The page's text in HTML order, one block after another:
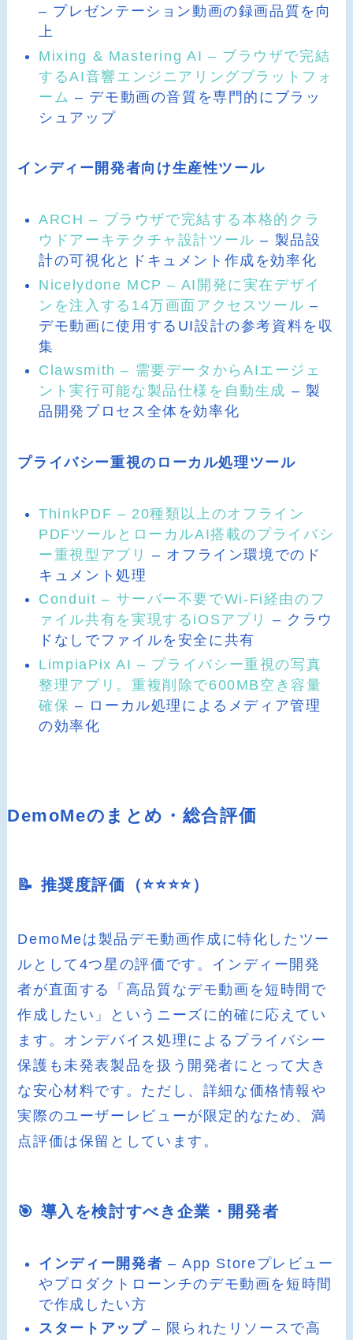
– プレゼンテーション動画の録画品質を向
上
Mixing & Mastering AI – ブラウザで完結
するAI音響エンジニアリングプラットフォ
ーム – デモ動画の音質を専門的にブラッ
シュアップ
インディー開発者向け生産性ツール
ARCH – ブラウザで完結する本格的クラ
ウドアーキテクチャ設計ツール – 製品設
計の可視化とドキュメント作成を効率化
Nicelydone MCP – AI開発に実在デザイ
ンを注入する14万画面アクセスツール –
デモ動画に使用するUI設計の参考資料を収
集
Clawsmith – 需要データからAIエージェ
ント実行可能な製品仕様を自動生成 – 製
品開発プロセス全体を効率化
プライバシー重視のローカル処理ツール
ThinkPDF – 20種類以上のオフライン
PDFツールとローカルAI搭載のプライバシ
ー重視型アプリ – オフライン環境でのド
キュメント処理
Conduit – サーバー不要でWi-Fi経由のフ
ァイル共有を実現するiOSアプリ
– クラウ
ドなしでファイルを安全に共有
LimpiaPix AI – プライバシー重視の写真
整理アプリ。重複削除で600MB空き容量
確保 – ローカル処理によるメディア管理
の効率化
DemoMeのまとめ・総合評価
📝 推奨度評価（⭐️⭐️⭐️⭐️）
DemoMeは製品デモ動画作成に特化したツー
ルとして4つ星の評価です。インディー開発
者が直面する「高品質なデモ動画を短時間で
作成したい」というニーズに的確に応えてい
ます。オンデバイス処理によるプライバシー
保護も未発表製品を扱う開発者にとって大き
な安心材料です。ただし、詳細な価格情報や
実際のユーザーレビューが限定的なため、満
点評価は保留としています。
🎯 導入を検討すべき企業・開発者
インディー開発者 – App Storeプレビュー
やプロダクトローンチのデモ動画を短時間
で作成したい方
スタートアップ – 限られたリソースで高